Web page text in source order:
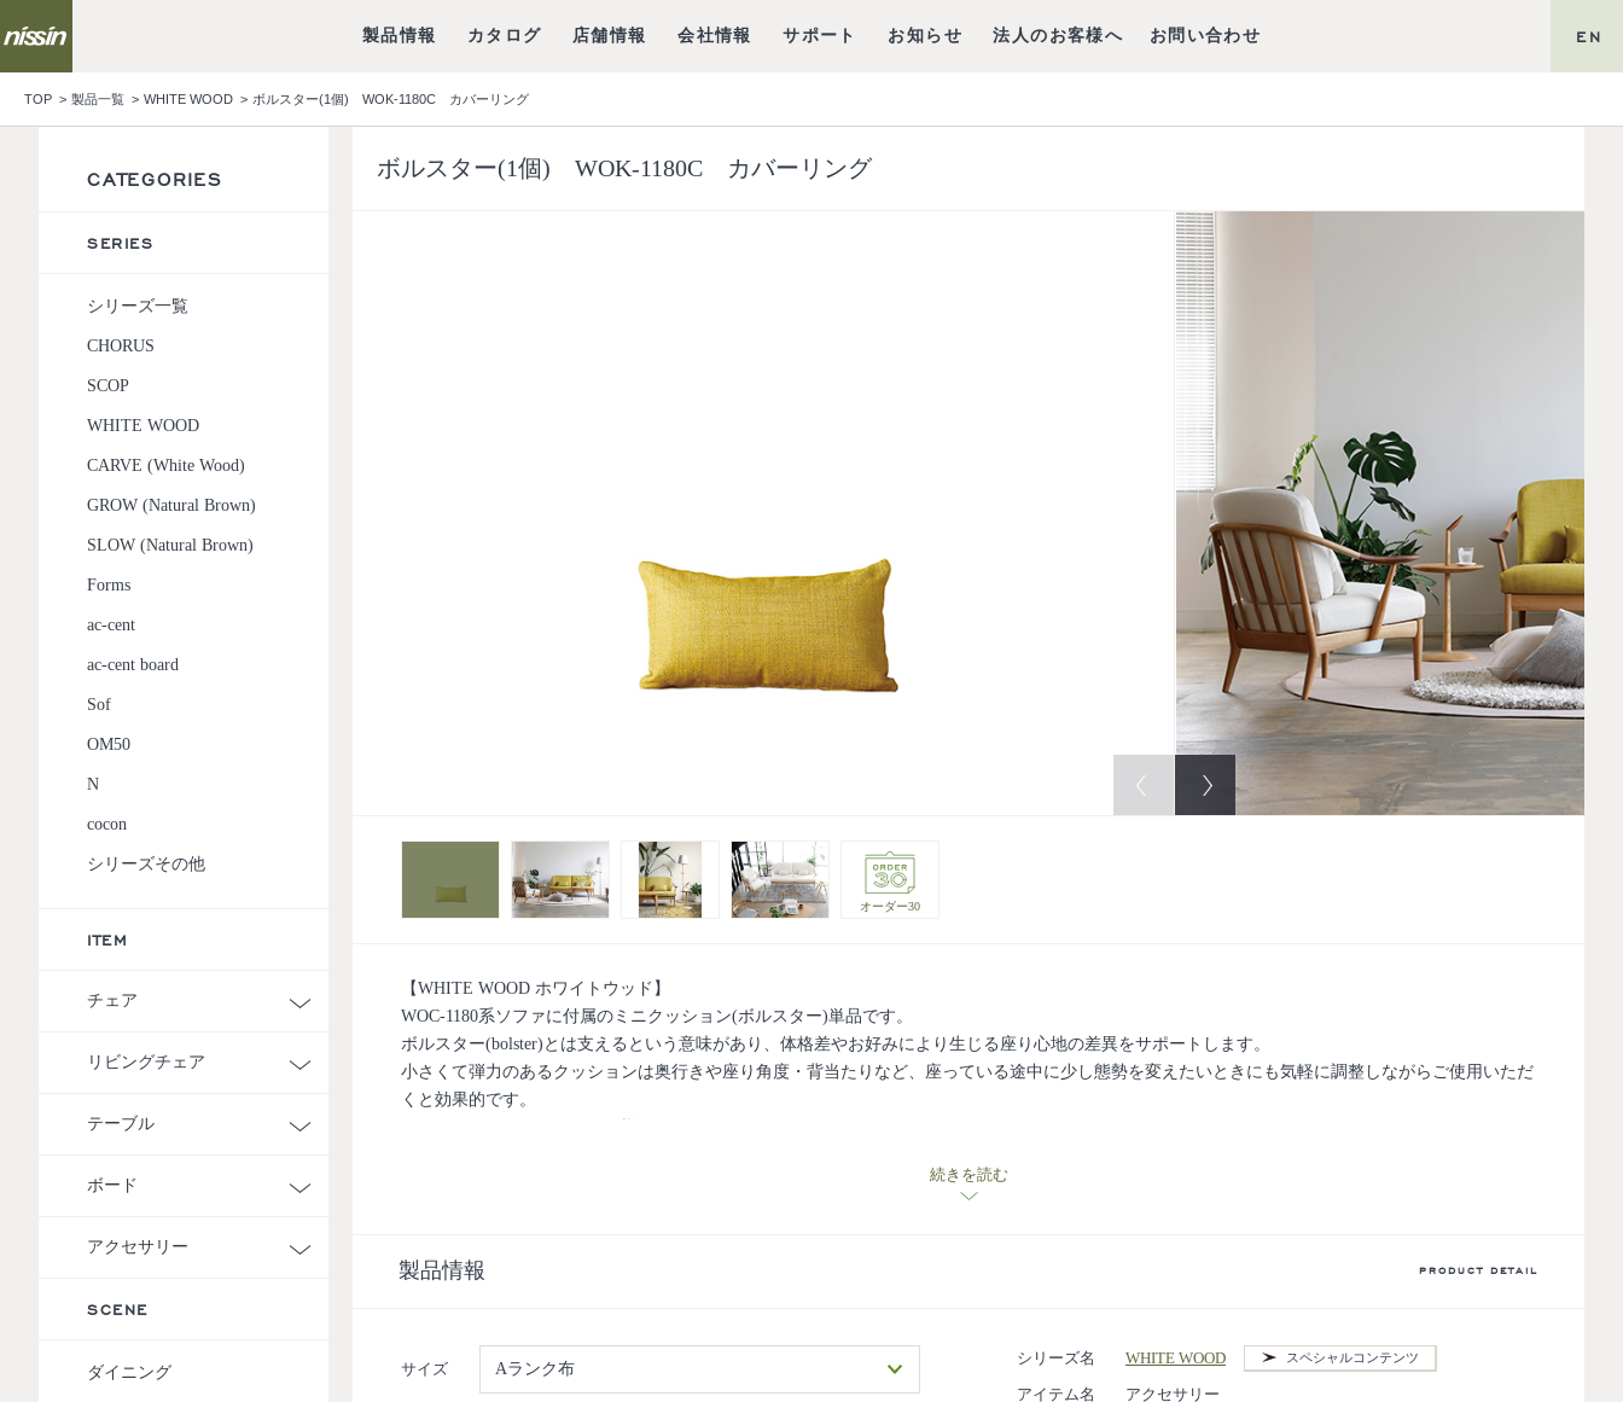
製品情報 カタログ 店舗情報 会社情報 サポート お知らせ 法人のお客様へ お問い合わせ EN
TOP 製品一覧 WHITE WOOD ボルスター(1個) WOK-1180C カバーリング
ボルスター(1個) WOK-1180C カバーリング
オーダー30
【WHITE WOOD ホワイトウッド】
WOC-1180系ソファに付属のミニクッション(ボルスター)単品です。
ボルスター(bolster)とは支えるという意味があり、体格差やお好みにより生じる座り心地の差異をサポートします。
小さくて弾力のあるクッションは奥行きや座り角度・背当たりなど、座っている途中に少し態勢を変えたいときにも気軽に調整しながらご使用いただ
くと効果的です。
続きを読む
製品情報 PRODUCT DETAIL
サイズ Aランク布
シリーズ名 WHITE WOOD スペシャルコンテンツ
アイテム名
アクセサリー
CATEGORIES
SERIES
シリーズ一覧
CHORUS
SCOP
WHITE WOOD
CARVE (White Wood)
GROW (Natural Brown)
SLOW (Natural Brown)
Forms
ac-cent
ac-cent board
Sof
OM50
N
cocon
シリーズその他
ITEM
チェア
リビングチェア
テーブル
ボード
アクセサリー
SCENE
ダイニング